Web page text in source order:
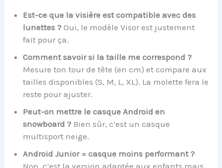
Est-ce que la visière est compatible avec des
lunettes ? Oui, le modèle Visor est justement
fait pour ça.
Comment savoir si la taille me correspond ?
Mesure ton tour de tête (en cm) et compare aux
tailles disponibles (S, M, L, XL). La molette fera le
reste pour ajuster.
Peut-on mettre le casque Android en
snowboard ? Bien sûr, c’est un casque
multisport neige.
Android Junior = casque moins performant ?